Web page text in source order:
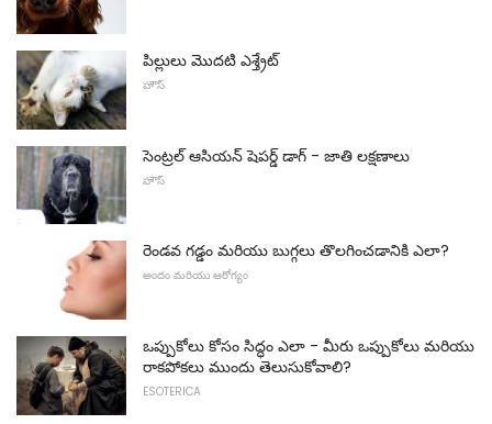
పిల్లులు మొదటి ఎశ్త్రేట్
హౌస్
సెంట్రల్ ఆసియన్ షెపర్డ్ డాగ్ - జాతి లక్షణాలు
హౌస్
రెండవ గడ్డం మరియు బుగ్గలు తొలగించడానికి ఎలా?
అందం మరియు ఆరోగ్యం
ఒప్పుకోలు కోసం సిద్ధం ఎలా - మీరు ఒప్పుకోలు మరియు
రాకపోకలు ముందు తెలుసుకోవాలి?
ESOTERICA